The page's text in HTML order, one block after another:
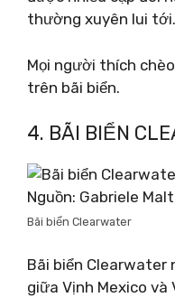
thường xuyên lui tới.
Mọi người thích
trên bãi biển.
4. BÃI BIỂN
Nguồn: Gabriele
Bãi biển Clearwater
Bãi biển Clearwater
giữa Vịnh Mexico và